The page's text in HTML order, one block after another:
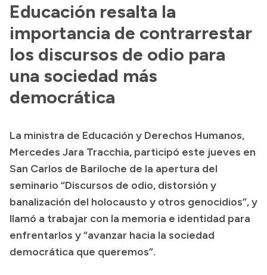
Archivo de noticias
Transparencia
Presupuesto
Boletín Oficial
Consulta de expedientes
Consulta de pago a proveedores
Convocatorias
Intranet
Login
Educación resalta la
importancia de contrarrestar
los discursos de odio para
una sociedad más
democrática
La ministra de Educación y Derechos Humanos,
Mercedes Jara Tracchia, participó este jueves en
San Carlos de Bariloche de la apertura del
seminario “Discursos de odio, distorsión y
banalización del holocausto y otros genocidios”, y
llamó a trabajar con la memoria e identidad para
enfrentarlos y “avanzar hacia la sociedad
democrática que queremos”.